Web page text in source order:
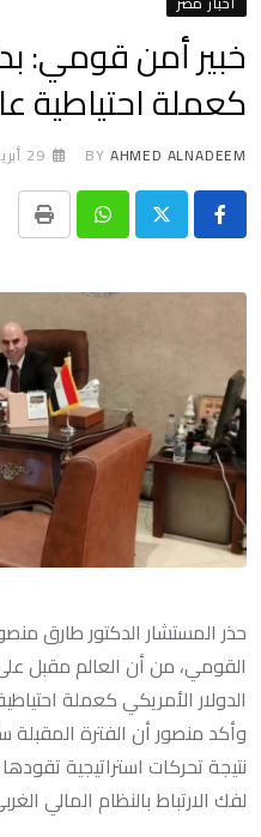
خبير أمن قومي:
كعملة احتياطية
BY AHMED ALNADEEM 29 أبريل، 2025
Whatsapp
Print
حذر المستشار الدكتور طارق
القومي، من أن العالم مقبل
الدولار الأمريكي كعملة
وأكد منصور أن الفترة
نتيجة تحركات استراتيجية
لفك الارتباط بالنظام المالي